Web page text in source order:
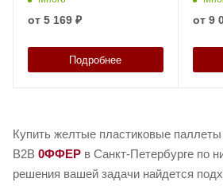
от 5 169 ₽
Подробнее
от 9
Купить желтые пластиковые паллеты
B2B 0ФФЕР в Санкт-Петербурге по
решения вашей задачи найдется